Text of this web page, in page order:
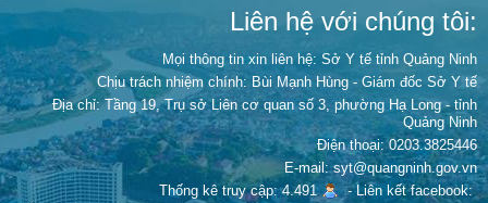
Liên hệ với chúng tôi:
Mọi thông tin xin liên hệ: Sở Y tế tỉnh Quảng Ninh
Chịu trách nhiệm chính: Bùi Mạnh Hùng - Giám đốc Sở Y tế
Địa chỉ: Tầng 19, Trụ sở Liên cơ quan số 3, phường Hạ Long - tỉnh
Quảng Ninh
Điện thoại: 0203.3825446
E-mail: syt@quangninh.gov.vn
Thống kê truy cập: 4.491
- Liên kết facebook: